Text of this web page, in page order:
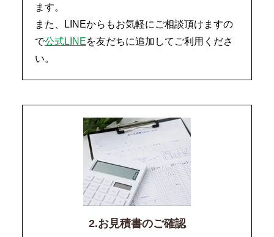
ます。
また、LINEからもお気軽にご相談頂けますの
で公式LINEを友だちに追加してご利用くださ
い。
2.お見積書のご確認